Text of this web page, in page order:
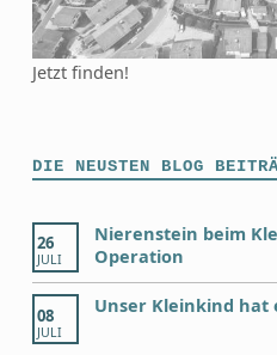
Jetzt finden!
DIE NEUSTEN BLOG
26
JULI
Nierenstein beim
Operation
08
JULI
Unser Kleinkind hat